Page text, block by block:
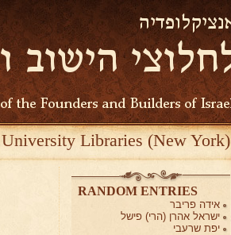
Libraries (New York)
RANDOM ENTRIES
אידה פריבר
ישראל אהרן (הרי) פישל
יפת שרעבי